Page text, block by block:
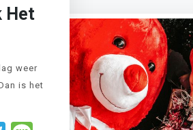
Het
weer
is het